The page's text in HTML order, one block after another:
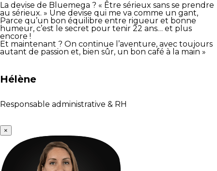
La devise de Bluemega ? « Être sérieux sans se prendre
au sérieux. » Une devise qui me va comme un gant,
Parce qu’un bon équilibre entre rigueur et bonne
humeur, c’est le secret pour tenir 22 ans… et plus
encore !
Et maintenant ? On continue l’aventure, avec toujours
autant de passion et, bien sûr, un bon café à la main »
Hélène
Responsable administrative & RH
×